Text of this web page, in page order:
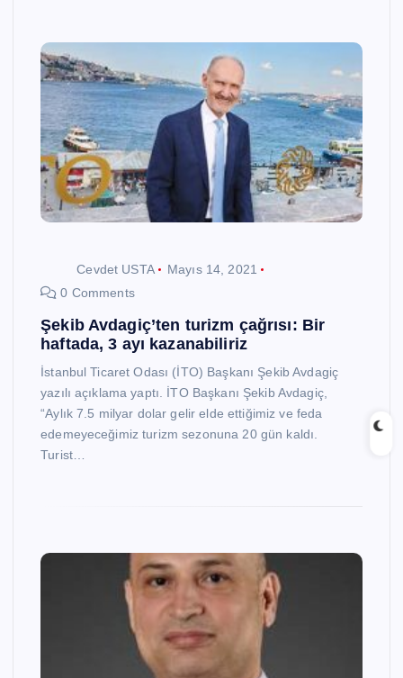
Cevdet USTA
Mayıs 14, 2021
0 Comments
Şekib Avdagiç’ten turizm çağrısı: Bir
haftada, 3 ayı kazanabiliriz
İstanbul Ticaret Odası (İTO) Başkanı Şekib Avdagiç
yazılı açıklama yaptı. İTO Başkanı Şekib Avdagiç,
“Aylık 7.5 milyar dolar gelir elde ettiğimiz ve feda
edemeyeceğimiz turizm sezonuna 20 gün kaldı.
Turist…